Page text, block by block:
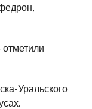
Уральского